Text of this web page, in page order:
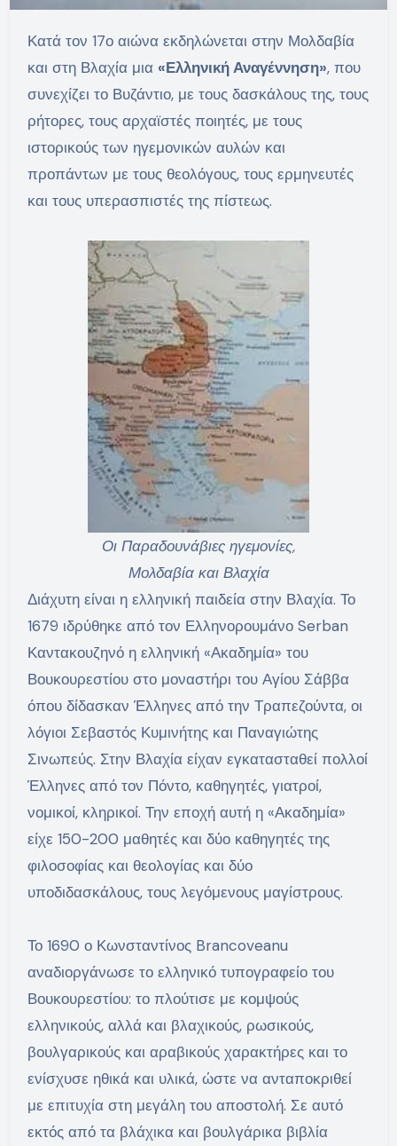
Κατά τον 17ο αιώνα εκδηλώνεται στην Μολδαβία
και στη Βλαχία μια «Ελληνική Αναγέννηση», που
συνεχίζει το Βυζάντιο, με τους δασκάλους της, τους
ρήτορες, τους αρχαϊστές ποιητές, με τους
ιστορικούς των ηγεμονικών αυλών και
προπάντων με τους θεολόγους, τους ερμηνευτές
και τους υπερασπιστές της πίστεως.
Οι Παραδουνάβιες ηγεμονίες,
Μολδαβία και Βλαχία
Διάχυτη είναι η ελληνική παιδεία στην Βλαχία. Το
1679 ιδρύθηκε από τον Ελληνορουμάνο Serban
Καντακουζηνό η ελληνική «Ακαδημία» του
Βουκουρεστίου στο μοναστήρι του Αγίου Σάββα
όπου δίδασκαν Έλληνες από την Τραπεζούντα, οι
λόγιοι Σεβαστός Κυμινήτης και Παναγιώτης
Σινωπεύς. Στην Βλαχία είχαν εγκατασταθεί πολλοί
Έλληνες από τον Πόντο, καθηγητές, γιατροί,
νομικοί, κληρικοί. Την εποχή αυτή η «Ακαδημία»
είχε 150-200 μαθητές και δύο καθηγητές της
φιλοσοφίας και θεολογίας και δύο
υποδιδασκάλους, τους λεγόμενους μαγίστρους.
Το 1690 ο Κωνσταντίνος Brancoveanu
αναδιοργάνωσε το ελληνικό τυπογραφείο του
Βουκουρεστίου: το πλούτισε με κομψούς
ελληνικούς, αλλά και βλαχικούς, ρωσικούς,
βουλγαρικούς και αραβικούς χαρακτήρες και το
ενίσχυσε ηθικά και υλικά, ώστε να ανταποκριθεί
με επιτυχία στη μεγάλη του αποστολή. Σε αυτό
εκτός από τα βλάχικα και βουλγάρικα βιβλία